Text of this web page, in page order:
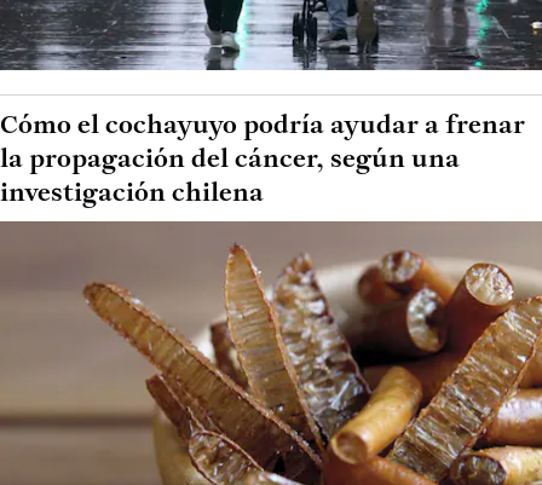
Cómo el cochayuyo podría ayudar a frenar
la propagación del cáncer, según una
investigación chilena